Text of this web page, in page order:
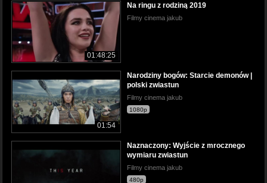
01:48:25
Na ringu z rodziną 2019
Filmy cinema jakub
01:54
Narodziny bogów: Starcie demonów |
polski zwiastun
Filmy cinema jakub
1080p
Naznaczony: Wyjście z mrocznego
wymiaru zwiastun
Filmy cinema jakub
480p